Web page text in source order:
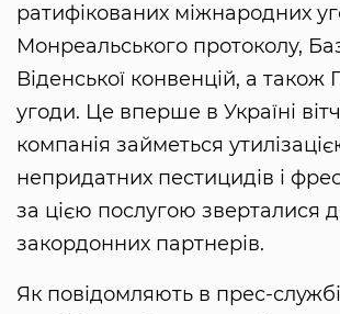
ратифікованих міжнародних
Монреальського протоколу,
Віденської конвенцій, а також
угоди. Це вперше в Україні
компанія займеться
непридатних пестицидів і
за цією послугою зверталися
закордонних партнерів.
Як повідомляють в прес-службі